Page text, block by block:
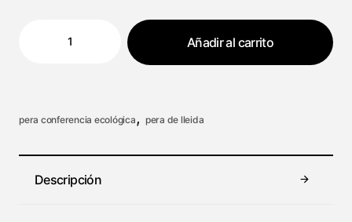
Añadir al carrito
pera conferencia ecológica , pera de lleida
Descripción